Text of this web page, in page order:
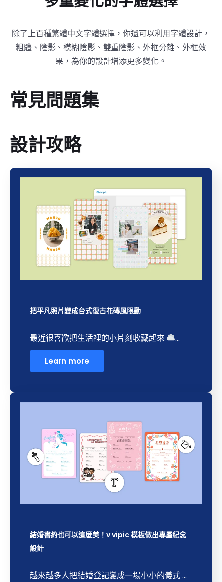
除了上百種繁體中文字體選擇，你還可以利用字體設計，
粗體、陰影、模糊陰影、雙重陰影、外框分離、外框效
果，為你的設計增添更多變化。
常見問題集
設計攻略
把平凡照片變成台式復古花磚風限動
最近很喜歡把生活裡的小片刻收藏起來 ...
Learn more
結婚書約也可以這麼美！vivipic 模板做出專屬紀念
設計
越來越多人把結婚登記變成一場小小的儀式 ...